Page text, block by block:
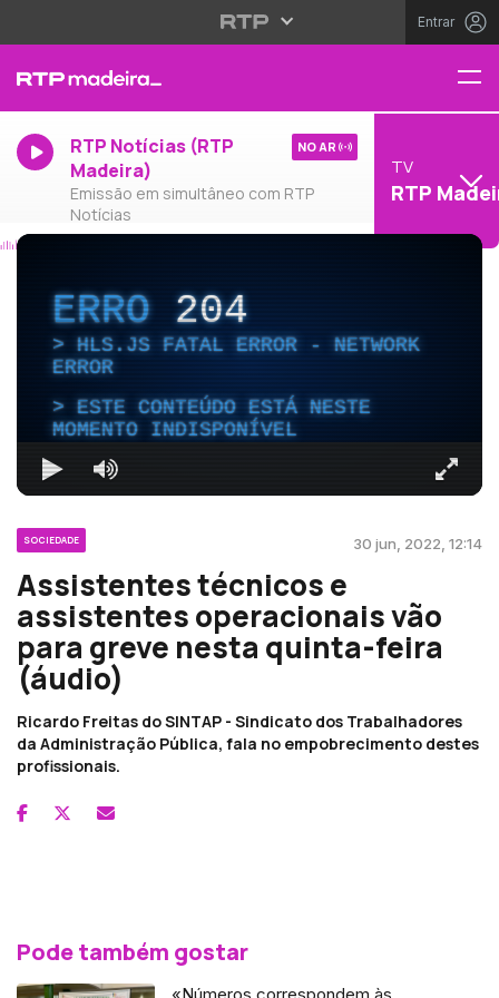
Entrar
RTP Notícias (RTP
Madeira)
Emissão em simultâneo com RTP
Notícias
NO AR
TV
RTP
ERRO204
HLS.JS FATAL ERROR - NETWORK
ERROR
ESTE CONTEÚDO ESTÁ NESTE
MOMENTO INDISPONÍVEL
SOCIEDADE 30 jun, 2022, 12:14
Assistentes técnicos e
assistentes operacionais vão
para greve nesta quinta-feira
(áudio)
Ricardo Freitas do SINTAP - Sindicato dos Trabalhadores
da Administração Pública, fala no empobrecimento destes
profissionais.
Pode também gostar
«Números correspondem às